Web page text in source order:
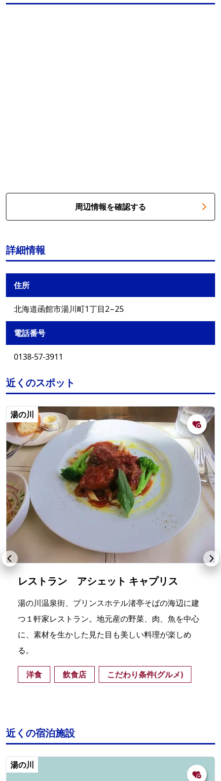
周辺情報を確認する
詳細情報
住所
北海道函館市湯川町1丁目2−25
電話番号
0138-57-3911
近くのスポット
湯の川
レストラン アシェット キャプリス
湯の川温泉街、プリンスホテル渚亭そばの海辺に建
つ１軒家レストラン。地元産の野菜、肉、魚を中心
に、素材を生かした見た目も美しい料理が楽しめ
る。
洋食 飲食店 こだわり条件(グルメ)
近くの宿泊施設
湯の川